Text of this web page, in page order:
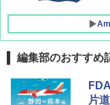
編集部のおすすめ
片